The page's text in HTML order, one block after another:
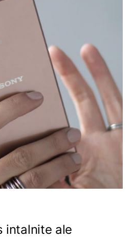
intalnite ale